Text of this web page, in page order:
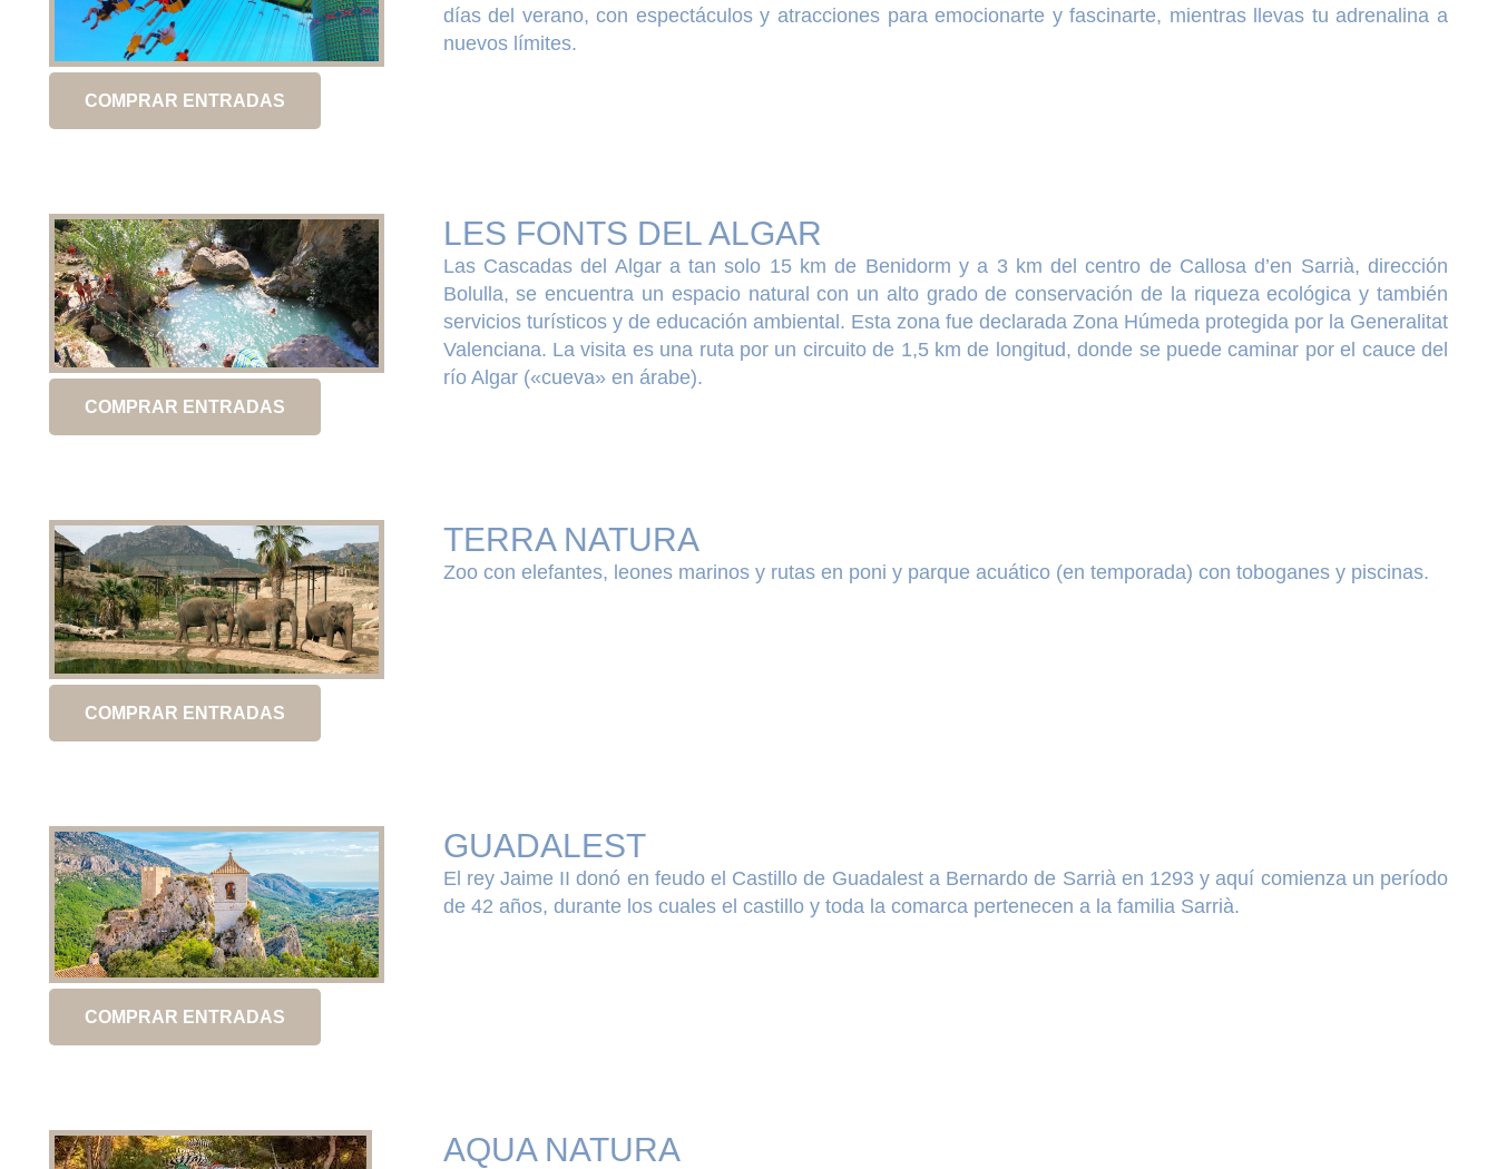
COMPRAR ENTRADAS
días del verano, con espectáculos y atracciones para emocionarte y fascinarte, mientras llevas tu adrenalina a
nuevos límites.
COMPRAR ENTRADAS
LES FONTS DEL ALGAR
Las Cascadas del Algar a tan solo 15 km de Benidorm y a 3 km del centro de Callosa d’en Sarrià, dirección
Bolulla, se encuentra un espacio natural con un alto grado de conservación de la riqueza ecológica y también
servicios turísticos y de educación ambiental. Esta zona fue declarada Zona Húmeda protegida por la Generalitat
Valenciana. La visita es una ruta por un circuito de 1,5 km de longitud, donde se puede caminar por el cauce del
río Algar («cueva» en árabe).
COMPRAR ENTRADAS
TERRA NATURA
Zoo con elefantes, leones marinos y rutas en poni y parque acuático (en temporada) con toboganes y piscinas.
COMPRAR ENTRADAS
GUADALEST
El rey Jaime II donó en feudo el Castillo de Guadalest a Bernardo de Sarrià en 1293 y aquí comienza un período
de 42 años, durante los cuales el castillo y toda la comarca pertenecen a la familia Sarrià.
AQUA NATURA